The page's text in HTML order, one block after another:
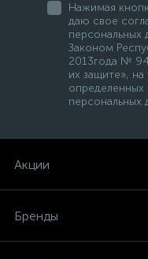
Нажимая
даю свое
персональных
Законом
2013года №
их защите», на
определенных
персональных
Акции
Бренды